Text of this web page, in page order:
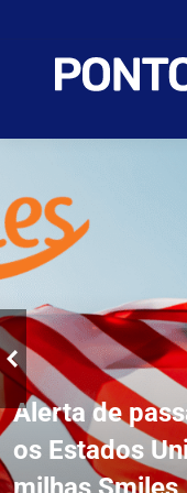
Alerta de
os Estados